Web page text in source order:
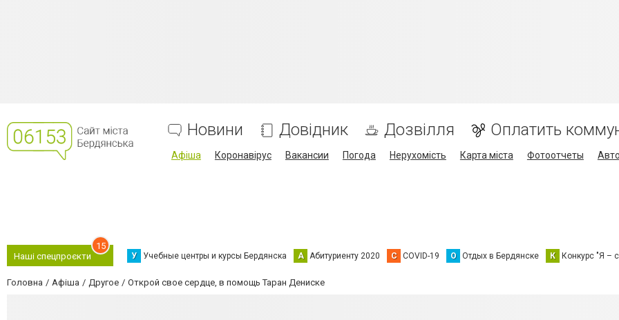
Новини Довідник Дозвілля Оплатить
Афіша Коронавірус Вакансии Погода Нерухомість Карта міста Фотоотчеты
Наші спецпроєкти
15
У Учебные центры и курсы Бердянска А Абитуриенту 2020 C COVID-19 О Отдых в Бердянске К Конкурс "Я –
Головна Афіша Другое Открой свое сердце, в помощь Таран Дениске